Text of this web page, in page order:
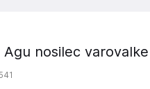
Agu nosilec varovalke